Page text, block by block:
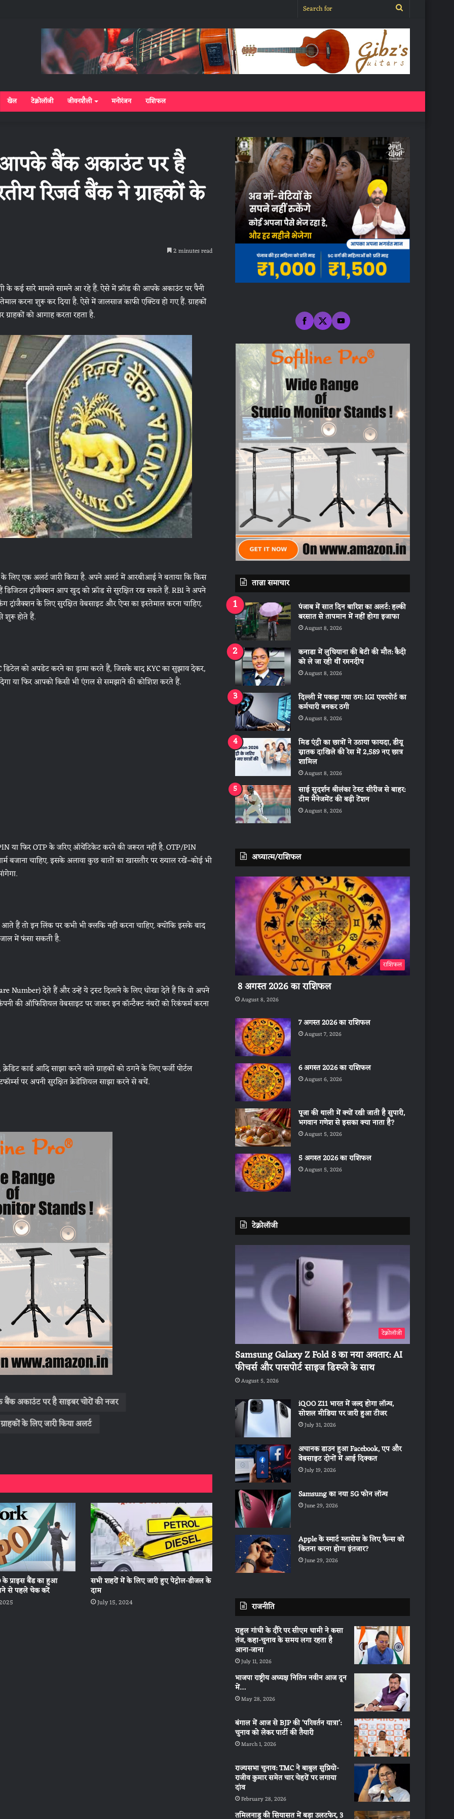
Search
for
खेल टेक्नोलॉजी जीवनशैली मनोरंजन राशिफल
बैंक अकाउंट पर है
रिजर्व बैंक ने ग्राहकों के
2 minutes read
के कई सारे मामले सामने आ रहे हैं. ऐसे में फ्रॉड की आपके अकाउंट पर पैनी
करना शुरू कर दिया है. ऐसे में जालसाज काफी एक्टिव हो गए हैं. ग्राहकों
को आगाह करता रहता है.
के लिए एक अलर्ट जारी किया है. अपने अलर्ट में आरबीआई ने बताया कि किस
डिजिटल ट्रांजैक्शन आप खुद को फ्रॉड से सुरक्षित रख सकते हैं. RBI ने अपने
ट्रांजैक्शन के लिए सुरक्षित वेबसाइट और ऐप्स का इस्तेमाल करना चाहिए.
शुरू होते हैं.
को अपडेट करने का ड्रामा करते हैं, जिसके बाद KYC का सुझाव देकर,
या फिर आपको किसी भी एंगल से समझाने की कोशिश करते हैं.
या फिर OTP के जरिए ऑथेंटिकेट करने की जरूरत नहीं है. OTP/PIN
बजाना चाहिए. इसके अलावा कुछ बातों का खासतौर पर ख्याल रखें–कोई भी
तो इन लिंक पर कभी भी क्लकि नहीं करना चाहिए. क्योंकि इसके बाद
में फंसा सकती है.
Number) देते हैं और उन्हें ये ट्रस्ट दिलाने के लिए धोखा देते हैं कि वो अपने
की ऑफिशियल वेबसाइट पर जाकर इन कॉन्टैक्ट नंबरों को रिकंफर्म करना
कार्ड आदि साझा करने वाले ग्राहकों को ठगने के लिए फर्जी पोर्टल
पर अपनी सुरक्षित क्रेडेंशियल साझा करने से बचें.
अकाउंट पर है साइबर चोरों की नजर
के लिए जारी किया अलर्ट
के प्राइस बैंड का हुआ
से पहले चेक करें
सभी शहरों में के लिए जारी हुए पेट्रोल-डीजल के
दाम
July 15, 2024
ताज़ा समाचार
पंजाब में सात दिन बारिश का अलर्ट: हल्की
बरसात से तापमान में नहीं होगा इजाफा
August 8, 2026
कनाडा में लुधियाना की बेटी की माैत: कैदी
को ले जा रही थीं रमनदीप
August 8, 2026
दिल्ली में पकड़ा गया ठग: IGI एयरपोर्ट का
कर्मचारी बनकर ठगी
August 8, 2026
मिड एंट्री का छात्रों ने उठाया फायदा, डीयू
स्नातक दाखिले की रेस में 2,589 नए छात्र
शामिल
August 8, 2026
साई सुदर्शन श्रीलंका टेस्ट सीरीज से बाहर:
टीम मैनेजमेंट की बढ़ी टेंशन
August 8, 2026
अध्यात्म/राशिफल
राशिफल
8 अगस्त 2026 का राशिफल
August 8, 2026
7 अगस्त 2026 का राशिफल
August 7, 2026
6 अगस्त 2026 का राशिफल
August 6, 2026
पूजा की थाली में क्यों रखी जाती है सुपारी,
भगवान गणेश से इसका क्या नाता है?
August 5, 2026
5 अगस्त 2026 का राशिफल
August 5, 2026
टेक्नोलॉजी
टेक्नोलॉजी
Samsung Galaxy Z Fold 8 का नया अवतार: AI
फीचर्स और पासपोर्ट साइज डिस्प्ले के साथ
August 5, 2026
iQOO Z11 भारत में जल्द होगा लॉन्च,
सोशल मीडिया पर जारी हुआ टीजर
July 31, 2026
अचानक डाउन हुआ Facebook, एप और
वेबसाइट दोनों में आई दिक्कत
July 19, 2026
Samsung का नया 5G फोन लॉन्च
June 29, 2026
Apple के स्मार्ट ग्लासेस के लिए फैन्स को
कितना करना होगा इंतजार?
June 29, 2026
राजनीति
राहुल गांधी के दौरे पर सीएम धामी ने कसा
तंज, कहा-चुनाव के समय लगा रहता है
आना-जाना
July 11, 2026
भाजपा राष्ट्रीय अध्यक्ष नितिन नवीन आज दून
में…
May 28, 2026
बंगाल में आज से BJP की ‘परिवर्तन यात्रा’:
चुनाव को लेकर पार्टी की तैयारी
March 1, 2026
राज्यसभा चुनाव: TMC ने बाबुल सुप्रियो-
राजीव कुमार समेत चार चेहरों पर लगाया
दांव
February 28, 2026
तमिलनाडु की सियासत में बड़ा उलटफेर, 3